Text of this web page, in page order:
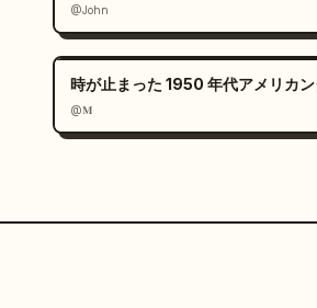
@John
時が止まった 1950 年代アメリカ
@𝐌